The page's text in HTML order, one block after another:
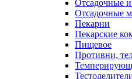
Отсадочные
Отсадочные
Пекарни
Пекарские
Пищевое
Противни,